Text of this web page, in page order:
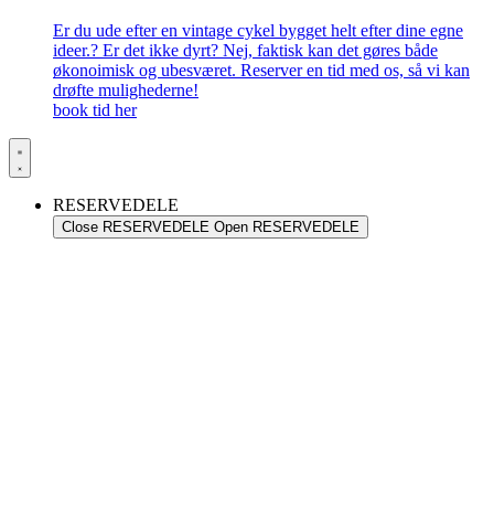
Er du ude efter en vintage cykel bygget helt efter dine egne
ideer.? Er det ikke dyrt? Nej, faktisk kan det gøres både
økonoimisk og ubesværet. Reserver en tid med os, så vi kan
drøfte mulighederne!
book tid her
RESERVEDELE
Close RESERVEDELE Open RESERVEDELE